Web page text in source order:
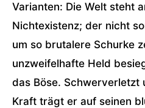
Varianten: Die Welt steht
Nichtexistenz; der nicht
um so brutalere Schurke
unzweifelhafte Held
das Böse. Schwerverletzt
Kraft trägt er auf seinen